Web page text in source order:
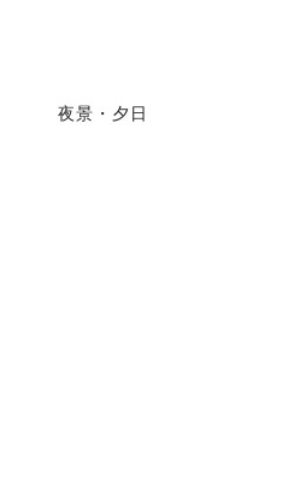
夜景・夕日